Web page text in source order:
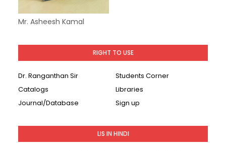
Mr. Asheesh Kamal
RIGHT TO USE
Dr. Ranganthan Sir
Students Corner
Catalogs
Libraries
Journal/Database
Sign up
LIS IN HINDI